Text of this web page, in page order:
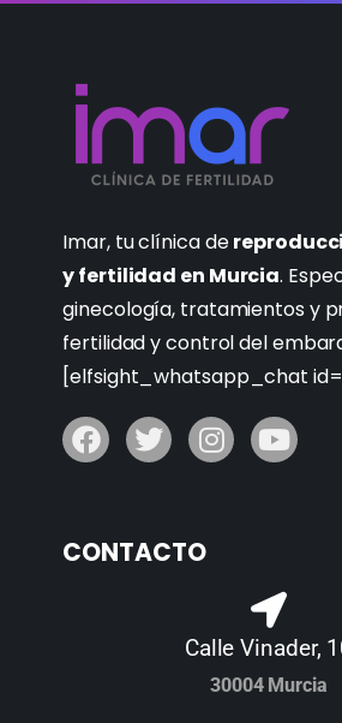
Imar, tu clínica de
y fertilidad en Murcia.
ginecología, tratamientos y
fertilidad y control del
[elfsight_whatsapp_chat
CONTACTO
Calle Vinader,
30004 Murcia